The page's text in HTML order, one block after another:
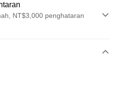
NT$3,000 penghataran